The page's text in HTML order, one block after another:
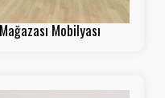
Mobilyası